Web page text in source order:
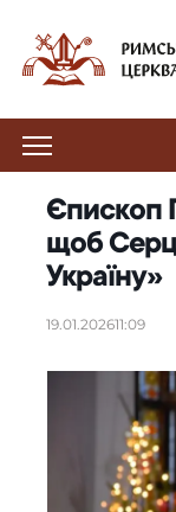
Єпископ
щоб
Україну»
19.01.202611:09